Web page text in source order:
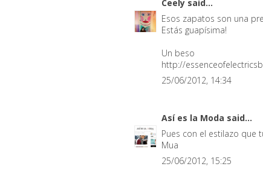
Ceely said...
Esos zapatos son una
Estás guapísima!
Un beso
http://
25/06/2012, 14:34
Así es la Moda said...
Pues con el estilazo que
Mua
25/06/2012, 15:25